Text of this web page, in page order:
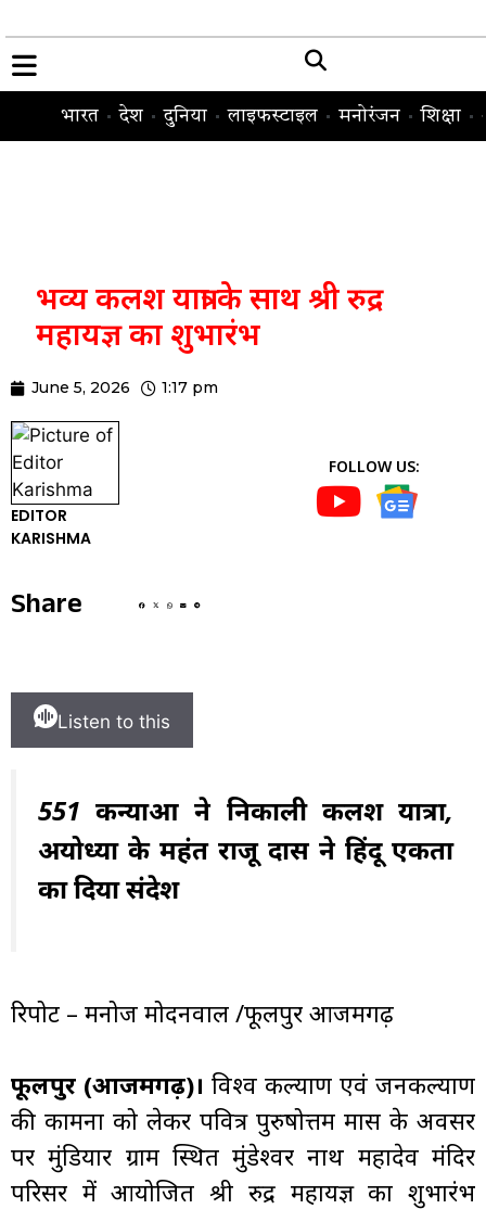
भारत देश दुनिया लाइफस्टाइल मनोरंजन शिक्षा
भव्य कलश यात्रा के साथ श्री रुद्र
महायज्ञ का शुभारंभ
June 5, 2026 1:17 pm
EDITOR
KARISHMA
FOLLOW US:
Share
Listen to this
551 कन्याओं ने निकाली कलश यात्रा,
अयोध्या के महंत राजू दास ने हिंदू एकता
का दिया संदेश
रिपोर्ट – मनोज मोदनवाल /फूलपुर आजमगढ़
फूलपुर (आजमगढ़)। विश्व कल्याण एवं जनकल्याण
की कामना को लेकर पवित्र पुरुषोत्तम मास के अवसर
पर मुंडियार ग्राम स्थित मुंडेश्वर नाथ महादेव मंदिर
परिसर में आयोजित श्री रुद्र महायज्ञ का शुभारंभ